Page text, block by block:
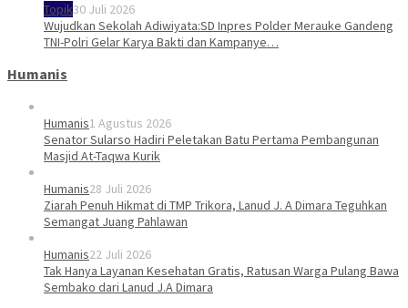
Topik30 Juli 2026
Wujudkan Sekolah Adiwiyata:SD Inpres Polder Merauke Gandeng
TNI-Polri Gelar Karya Bakti dan Kampanye…
Humanis
Humanis1 Agustus 2026
Senator Sularso Hadiri Peletakan Batu Pertama Pembangunan
Masjid At-Taqwa Kurik
Humanis28 Juli 2026
Ziarah Penuh Hikmat di TMP Trikora, Lanud J. A Dimara Teguhkan
Semangat Juang Pahlawan
Humanis22 Juli 2026
Tak Hanya Layanan Kesehatan Gratis, Ratusan Warga Pulang Bawa
Sembako dari Lanud J.A Dimara